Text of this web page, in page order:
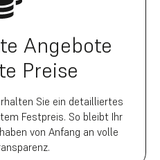
Angebote
Preise
Sie ein detailliertes
Festpreis. So bleibt Ihr
von Anfang an volle